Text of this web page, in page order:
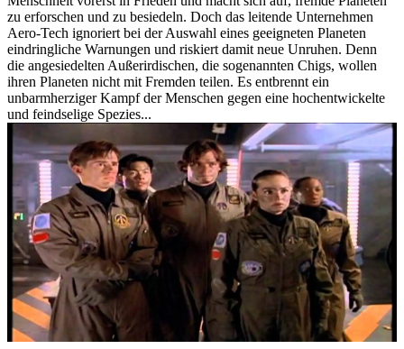
zu erforschen und zu besiedeln. Doch das leitende Unternehmen
Aero-Tech ignoriert bei der Auswahl eines geeigneten Planeten
eindringliche Warnungen und riskiert damit neue Unruhen. Denn
die angesiedelten Außerirdischen, die sogenannten Chigs, wollen
ihren Planeten nicht mit Fremden teilen. Es entbrennt ein
unbarmherziger Kampf der Menschen gegen eine hochentwickelte
und feindselige Spezies...